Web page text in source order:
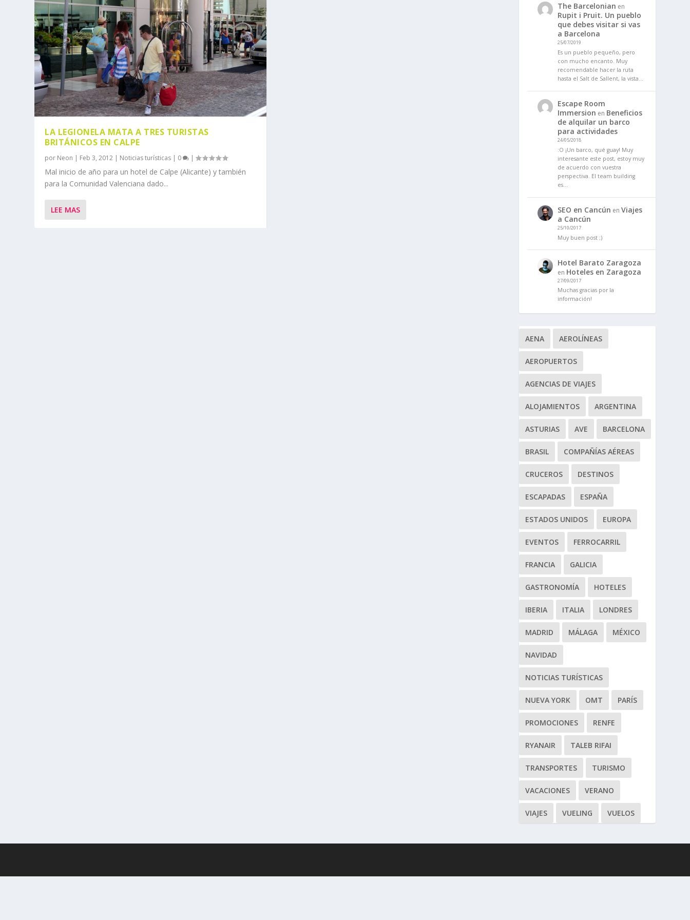
LA LEGIONELA MATA A TRES TURISTAS
BRITÁNICOS EN CALPE
por Neon | Feb 3, 2012 | Noticias turísticas | 0 |
Mal inicio de año para un hotel de Calpe (Alicante) y también
para la Comunidad Valenciana dado...
LEE MAS
The Barcelonian en
Rupit i Pruit. Un pueblo
que debes visitar si vas
a Barcelona
25/07/2019
Es un pueblo pequeño, pero
con mucho encanto. Muy
recomendable hacer la ruta
hasta el Salt de Sallent, la vista…
Escape Room
Immersion en Beneficios
de alquilar un barco
para actividades
24/05/2018
:O ¡Un barco, qué guay! Muy
interesante este post, estoy muy
de acuerdo con vuestra
perspectiva. El team building
es…
SEO en Cancún en Viajes
a Cancún
25/10/2017
Muy buen post ;)
Hotel Barato Zaragoza
en Hoteles en Zaragoza
27/09/2017
Muchas gracias por la
información!
AENA AEROLÍNEAS
AEROPUERTOS
AGENCIAS DE VIAJES
ALOJAMIENTOS ARGENTINA
ASTURIAS AVE BARCELONA
BRASIL COMPAÑÍAS AÉREAS
CRUCEROS DESTINOS
ESCAPADAS ESPAÑA
ESTADOS UNIDOS EUROPA
EVENTOS FERROCARRIL
FRANCIA GALICIA
GASTRONOMÍA HOTELES
IBERIA ITALIA LONDRES
MADRID MÁLAGA MÉXICO
NAVIDAD
NOTICIAS TURÍSTICAS
NUEVA YORK OMT PARÍS
PROMOCIONES RENFE
RYANAIR TALEB RIFAI
TRANSPORTES TURISMO
VACACIONES VERANO
VIAJES VUELING VUELOS